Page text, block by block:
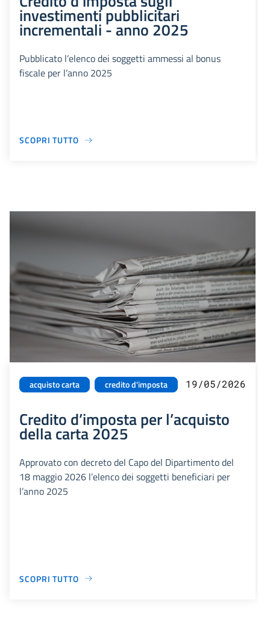
investimenti pubblicitari
incrementali - anno 2025
Pubblicato l’elenco dei soggetti ammessi al bonus
fiscale per l’anno 2025
SCOPRI TUTTO
acquisto carta credito d'imposta 19/05/2026
Credito d’imposta per l’acquisto
della carta 2025
Approvato con decreto del Capo del Dipartimento del
18 maggio 2026 l’elenco dei soggetti beneficiari per
l’anno 2025
SCOPRI TUTTO